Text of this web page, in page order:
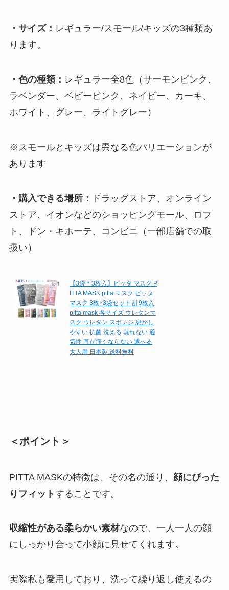
・サイズ： レギュラー/スモール/キッズの3種類あ
ります。
・色の種類： レギュラー全8色（サーモンピンク、
ラベンダー、ベビーピンク、ネイビー、カーキ、
ホワイト、グレー、ライトグレー）
※スモールとキッズは異なる色バリエーションが
あります
・購入できる場所：
ドラッグストア、オンライン
ストア、イオンなどのショッピングモール、ロフ
ト、ドン・キホーテ、コンビニ（一部店舗での取
扱い）
【3袋＊3枚入】ピッタ マスク P
ITTA MASK pitta マスク ピッタ
マスク 3枚×3袋セット 計9枚入
pitta mask 各サイズ ウレタンマ
スク ウレタン スポンジ 息がし
やすい 抗菌 洗える 蒸れない 通
気性 耳が痛くならない 選べる
大人用 日本製 送料無料
＜ポイント＞
PITTA MASKの特徴は、その名の通り、 顔にぴった
りフィットすることです。
収縮性がある柔らかい素材なので、一人一人の顔
にしっかり合って小顔に見せてくれます。
実際私も愛用しており、洗って繰り返し使えるの